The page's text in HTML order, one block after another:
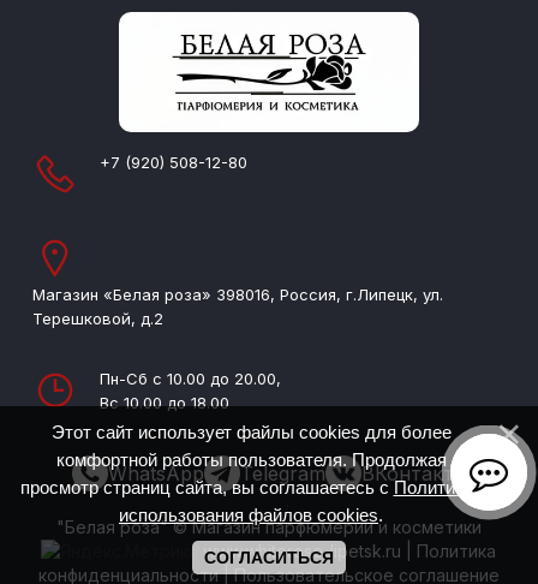
+7 (920) 508-12-80
Магазин «Белая роза» 398016, Россия, г.Липецк, ул.
Терешковой, д.2
Пн-Сб с 10.00 до 20.00,
Вс 10.00 до 18.00
WhatsApp Telegram ВКонтакте
"Белая роза" © Магазин парфюмерии и косметики
www.whiterose-lipetsk.ru
Политика
конфиденциальности|Пользовательское соглашение
Этот сайт использует файлы cookies для более
комфортной работы пользователя. Продолжая
просмотр страниц сайта, вы соглашаетесь сПолитикой
использования файлов cookies.
СОГЛАСИТЬСЯ